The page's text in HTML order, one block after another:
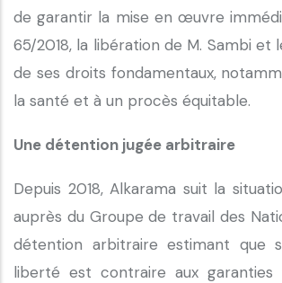
de garantir la mise en œuvre
65/2018, la libération de M. Sambi et
de ses droits fondamentaux,
la santé et à un procès équitable.
Une détention jugée arbitraire
Depuis 2018, Alkarama suit la
auprès du Groupe de travail des
détention arbitraire estimant que
liberté est contraire aux garanties